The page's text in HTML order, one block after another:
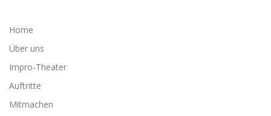
Home
Über uns
Impro-Theater
Auftritte
Mitmachen